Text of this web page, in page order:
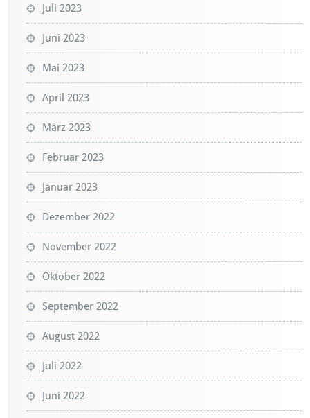
Juli 2023
Juni 2023
Mai 2023
April 2023
März 2023
Februar 2023
Januar 2023
Dezember 2022
November 2022
Oktober 2022
September 2022
August 2022
Juli 2022
Juni 2022